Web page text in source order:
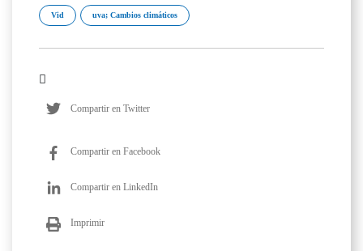
Vid uva; Cambios climáticos
Compartir en Twitter
Compartir en Facebook
Compartir en LinkedIn
Imprimir